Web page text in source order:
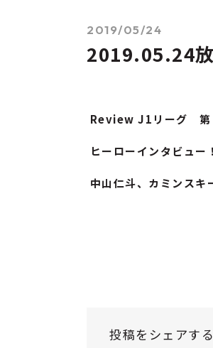
2019/05/24
2019.05.24
Review J1リーグ 第
ヒーローインタビュー
中山仁斗、カミンスキ
投稿をシェアする